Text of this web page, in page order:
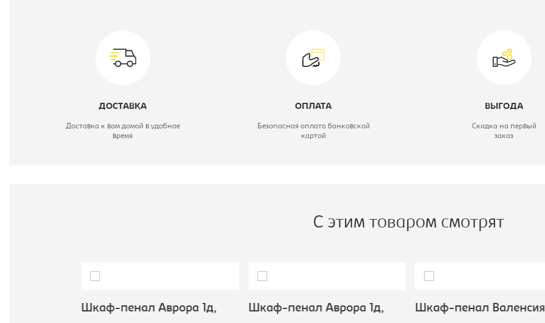
Коллекция:
ДОСТАВКА
Доставка к вам домой в удобное
время
ОПЛАТА
Безопасная оплата банковской
картой
ВЫГОДА
Скидка на первый
заказ
С этим товаром смотрят
Шкаф-пенал Аврора 1д,
Шкаф-пенал Аврора 1д,
Шкаф-пенал Валенсия